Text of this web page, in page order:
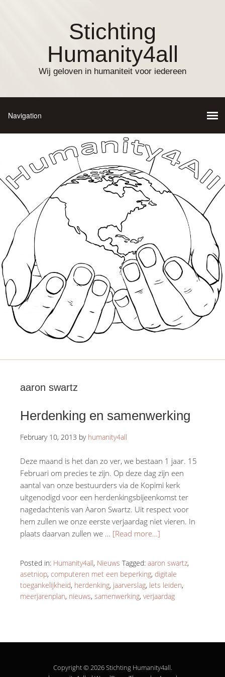
Stichting
Humanity4all
Wij geloven in humaniteit voor iedereen
aaron swartz
Herdenking en samenwerking
February 10, 2013 by humanity4all
Deze maand is het dan zo ver, we bestaan 1 jaar. 15
Februari om precies te zijn. Op deze dag zijn een
aantal van onze bestuurders via de Kopimi kerk
uitgenodigd voor een herdenkingsbijeenkomst ter
nagedachtenis van Aaron Swartz. Uit respect voor
hem zullen we onze eerste verjaardag niet vieren. In
plaats daarvan zullen we … [Read more…]
Posted in: Humanity4all, Nieuws Tagged: aaron swartz,
asetniop, computeren met een beperking, digitale
toegankelijkheid, herdenking, jaarverslag, lets leiden,
meerjarenplan, nieuws, samenwerking, verjaardag
Copyright © 2026 Stichting Humanity4all.